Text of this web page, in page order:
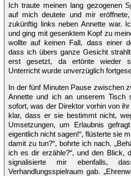
Ich traute meinen lang gezogenen
auf mich deutete und mir
zukünftig links neben Annette war.
und ging mit gesenktem Kopf zu
wollte auf keinen Fall, dass einer
dass ich übers ganze Gesicht
erst gesetzt, da ertönte wieder
Unterricht wurde unverzüglich
In der fünf Minuten Pause zwischen
Annette und ich an unserem Tisch
sofort, was der Direktor vorhin von
klar, dass er sie bestimmt nicht,
Umsetzungen, um Erlaubnis
eigentlich nicht sagen!“, flüsterte sie
damit zu tun?“, bohrte ich nach.
ich es dir erzähle?“, und den Blick,
signalisierte mir ebenfalls,
Verhandlungsspielraum gab.